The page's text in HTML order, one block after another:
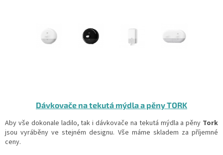
Dávkovače na tekutá mýdla a pěny TORK
Aby vše dokonale ladilo, tak i dávkovače na tekutá mýdla a pěny Tork
jsou vyráběny ve stejném designu. Vše máme skladem za příjemné
ceny.